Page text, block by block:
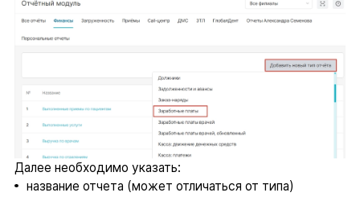
Далее необходимо указать:
название отчета (может отличаться от типа)